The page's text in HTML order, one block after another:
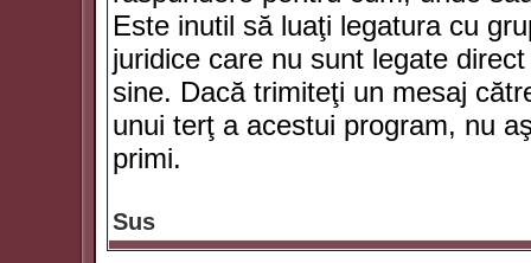
Este inutil să luaţi legatura cu
juridice care nu sunt legate
sine. Dacă trimiteţi un mesaj
unui terţ a acestui program, nu
primi.
Sus